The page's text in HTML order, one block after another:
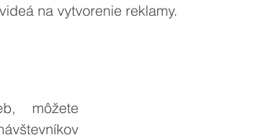
na vytvorenie reklamy.
môžete